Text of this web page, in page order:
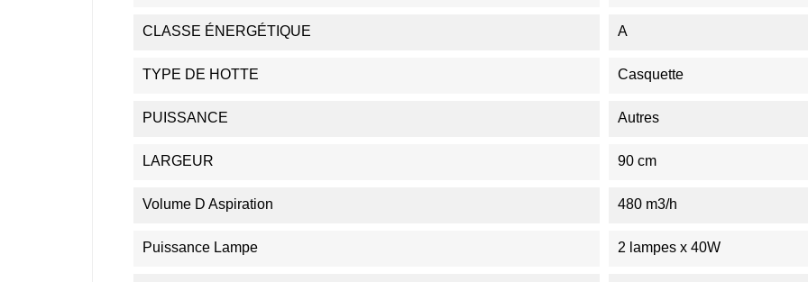
CLASSE ÉNERGÉTIQUE A
TYPE DE HOTTE Casquette
PUISSANCE Autres
LARGEUR 90 cm
Volume D Aspiration 480 m3/h
Puissance Lampe 2 lampes x 40W